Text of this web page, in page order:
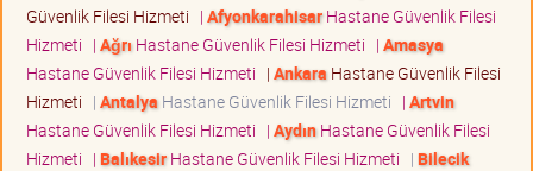
Güvenlik Filesi Hizmeti | AfyonkarahisarHastane Güvenlik Filesi
Hizmeti | Ağrı Hastane Güvenlik Filesi Hizmeti | Amasya
Hastane Güvenlik Filesi Hizmeti | Ankara Hastane Güvenlik Filesi
Hizmeti | Antalya Hastane Güvenlik Filesi Hizmeti | Artvin
Hastane Güvenlik Filesi Hizmeti | AydınHastane Güvenlik Filesi
Hizmeti | BalıkesirHastane Güvenlik Filesi Hizmeti | Bilecik